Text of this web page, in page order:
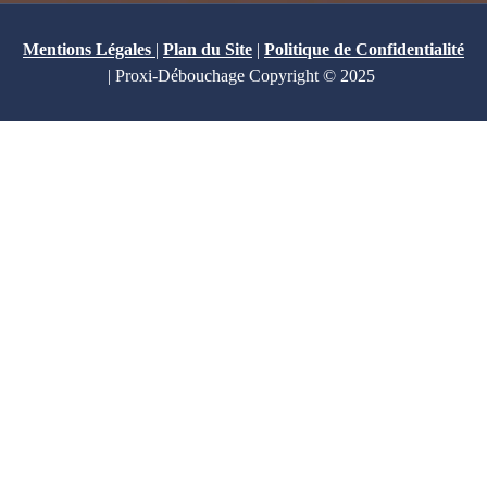
Mentions Légales | Plan du Site | Politique de Confidentialité
| Proxi-Débouchage Copyright © 2025